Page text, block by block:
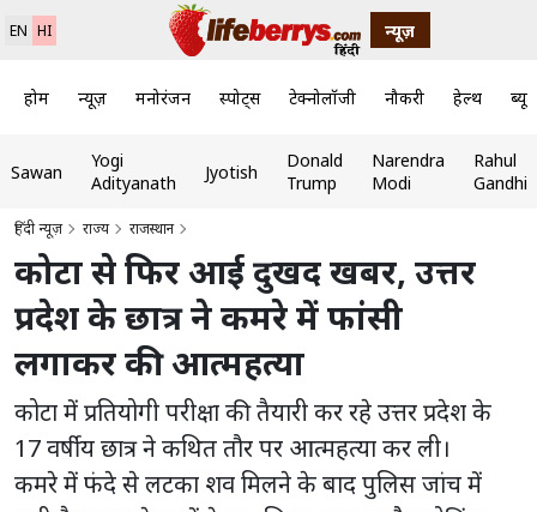
EN HI न्यूज़
होम न्यूज़ मनोरंजन स्पोर्ट्स टेक्नोलॉजी नौकरी हेल्थ
Sawan
Yogi
Adityanath
Jyotish
Donald
Trump
Narendra
Modi
Rahul
Gandhi
हिंदी न्यूज़ राज्य राजस्थान
कोटा से फिर आई दुखद खबर, उत्तर
प्रदेश के छात्र ने कमरे में फांसी
लगाकर की आत्महत्या
कोटा में प्रतियोगी परीक्षा की तैयारी कर रहे उत्तर प्रदेश के
17 वर्षीय छात्र ने कथित तौर पर आत्महत्या कर ली।
कमरे में फंदे से लटका शव मिलने के बाद पुलिस जांच में